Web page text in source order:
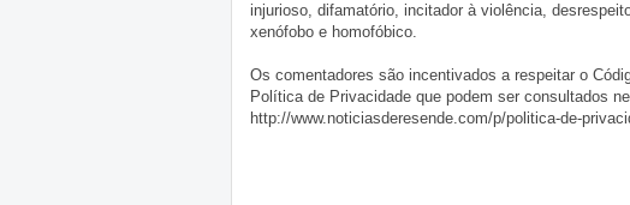
injurioso, difamatório, incitador à violência,
xenófobo e homofóbico.
Os comentadores são incentivados a respeitar o
Política de Privacidade que podem ser consultados
http://www.noticiasderesende.com/p/politica-de-